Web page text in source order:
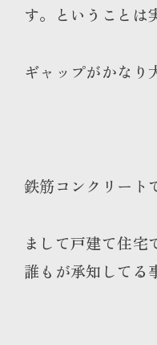
す。ということは
ギャップがかなり
鉄筋コンクリート
まして戸建て住宅
誰もが承知してる